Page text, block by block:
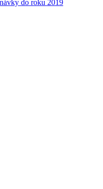
do roku 2019